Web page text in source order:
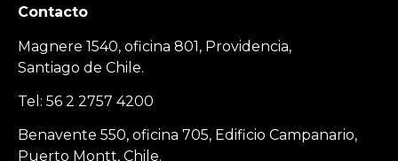
Contacto
Magnere 1540, oficina 801, Providencia,
Santiago de Chile.
Tel: 56 2 2757 4200
Benavente 550, oficina 705, Edificio Campanario,
Puerto Montt, Chile.